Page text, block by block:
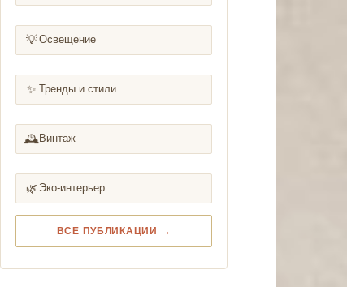
💡Освещение
✨ Тренды и стили
🕰️ Винтаж
🌿 Эко-интерьер
ВСЕ ПУБЛИКАЦИИ →